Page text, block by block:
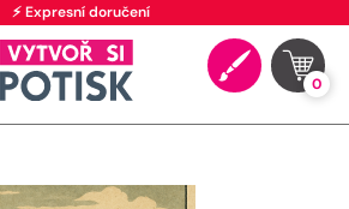
⚡ Expresní doručení
0